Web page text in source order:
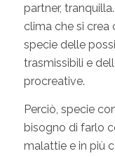
partner,
clima che si crea
specie delle
trasmissibili e
procreative.
Perciò, specie
bisogno di farlo
malattie e in più